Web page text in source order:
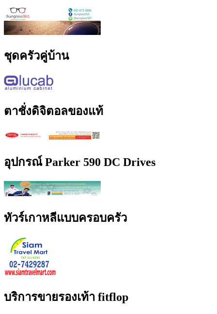
ชุดครัวคู่บ้าน
ตาชั่งดิจิตอลของแท้
อุปกรณ์ Parker 590 DC Drives
ทัวร์เกาหลีแบบครอบครัว
บริการขายรองเท้า fitflop